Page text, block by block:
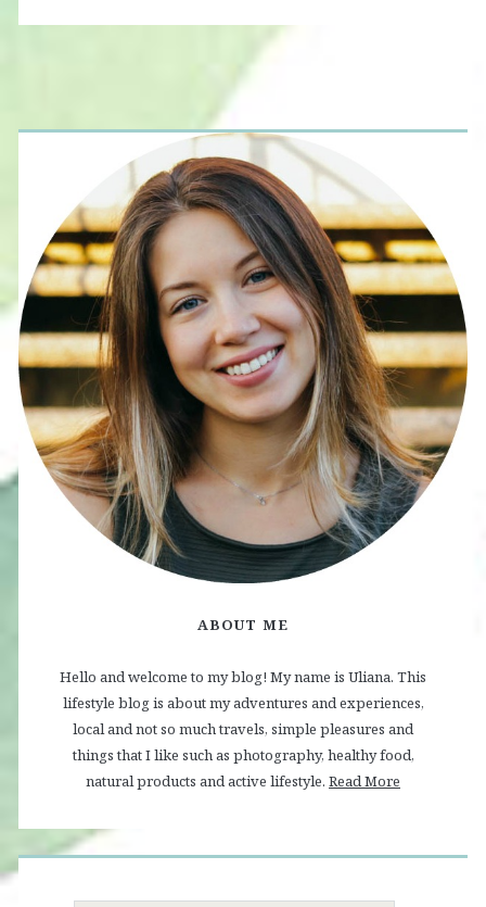
ABOUT ME
Hello and welcome to my blog! My name is Uliana. This
lifestyle blog is about my adventures and experiences,
local and not so much travels, simple pleasures and
things that I like such as photography, healthy food,
natural products and active lifestyle. Read More